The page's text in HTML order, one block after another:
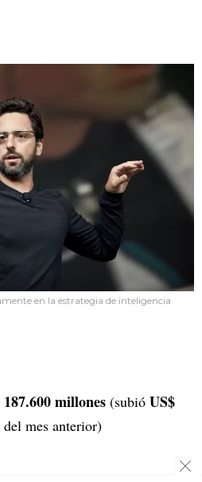
en la estrategia de inteligencia
millones (subió US$
del mes anterior)